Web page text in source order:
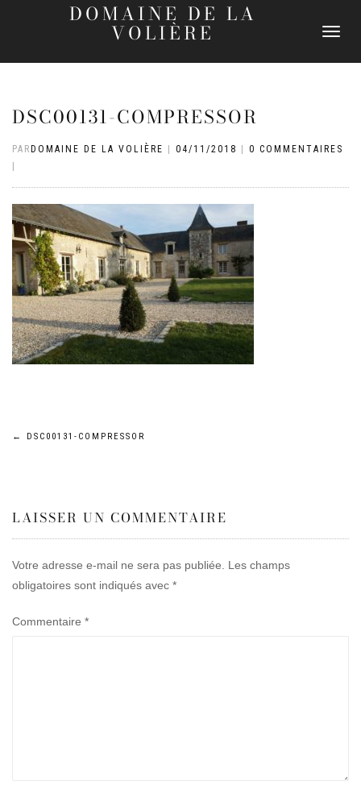
DOMAINE DE LA
VOLIÈRE
DÉPLIER
DSC00131-COMPRESSOR
PAR DOMAINE DE LA VOLIÈRE 04/11/2018
0 COMMENTAIRES
Navigation
l’article
← DSC00131-COMPRESSOR
LAISSER UN COMMENTAIRE
Votre adresse e-mail ne sera pas publiée.
Les champs
obligatoires sont indiqués avec *
Commentaire *